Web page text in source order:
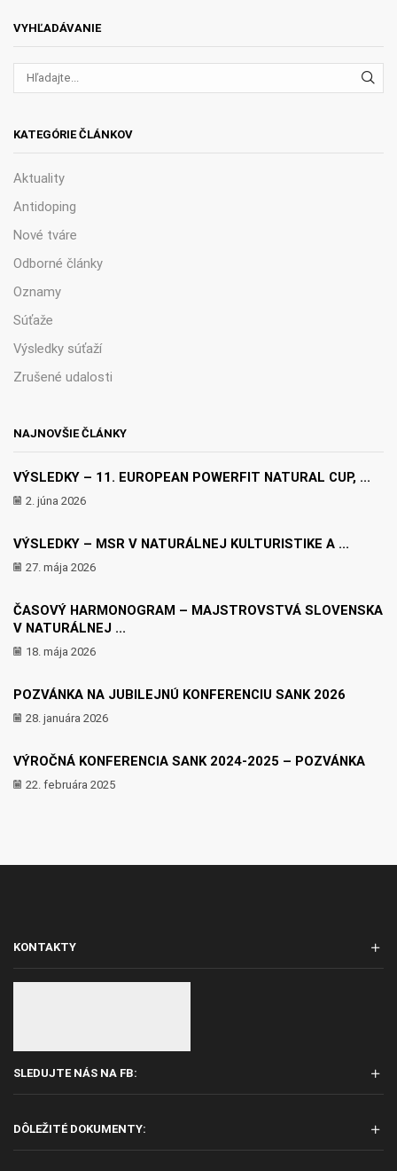
VYHĽADÁVANIE
KATEGÓRIE ČLÁNKOV
Aktuality
Antidoping
Nové tváre
Odborné články
Oznamy
Súťaže
Výsledky súťaží
Zrušené udalosti
NAJNOVŠIE ČLÁNKY
VÝSLEDKY – 11. EUROPEAN POWERFIT NATURAL CUP, ...
2. júna 2026
VÝSLEDKY – MSR V NATURÁLNEJ KULTURISTIKE A ...
27. mája 2026
ČASOVÝ HARMONOGRAM – MAJSTROVSTVÁ SLOVENSKA
V NATURÁLNEJ ...
18. mája 2026
POZVÁNKA NA JUBILEJNÚ KONFERENCIU SANK 2026
28. januára 2026
VÝROČNÁ KONFERENCIA SANK 2024-2025 – POZVÁNKA
22. februára 2025
KONTAKTY
SLEDUJTE NÁS NA FB:
DÔLEŽITÉ DOKUMENTY: